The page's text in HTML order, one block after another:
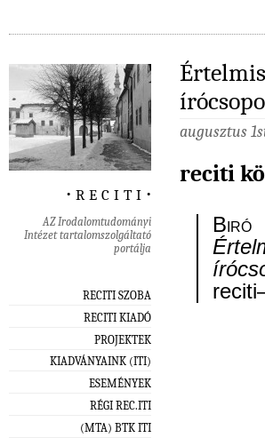
‧ r e c i t i ‧
AZ Irodalomtudományi
Intézet tartalomszolgáltató
portálja
RECITI SZOBA
RECITI KIADÓ
PROJEKTEK
KIADVÁNYAINK (ITI)
ESEMÉNYEK
RÉGI REC.ITI
(MTA) BTK ITI
augusztus
reciti
Biró